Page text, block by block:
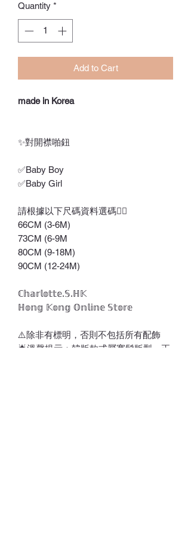
Quantity *
Add to Cart
made in Korea
✨對開襟啪鈕
✅Baby Boy
✅Baby Girl
請根據以下尺碼資料選碼👇🏻
66CM (3-6M)
73CM (6-9M
80CM (9-18M)
90CM (12-24M)
ℂ𝕙𝕒𝕣𝕝𝕠𝕥𝕥𝕖.𝕊.ℍ𝕂
ℍ𝕠𝕟𝕘 𝕂𝕠𝕟𝕘 𝕆𝕟𝕝𝕚𝕟𝕖 𝕊𝕥𝕠𝕣𝕖
⚠️除非有標明，否則不包括所有配飾
🌟溫馨提示：韓版款式屬寬鬆版型，正